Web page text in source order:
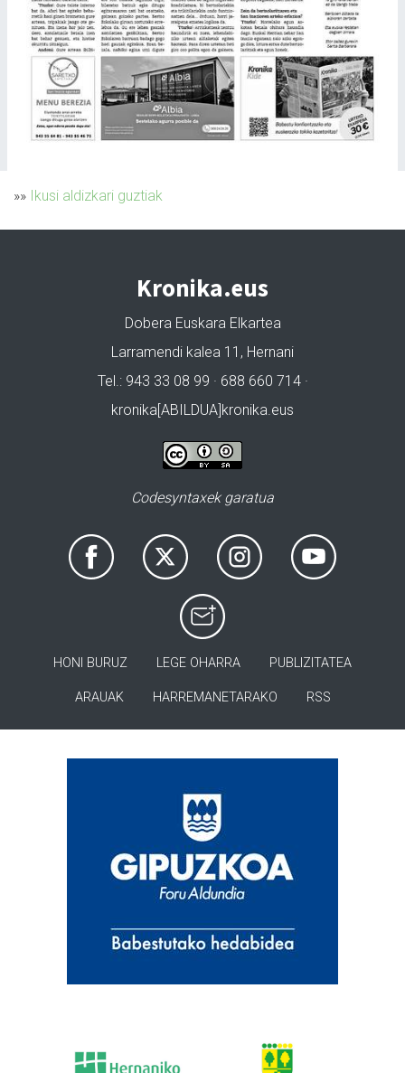
»» Ikusi aldizkari guztiak
Kronika.eus
Dobera Euskara Elkartea
Larramendi kalea 11, Hernani
Tel.: 943 33 08 99 · 688 660 714 ·
kronika[ABILDUA]kronika.eus
Codesyntaxek garatua
HONI BURUZ LEGE OHARRA PUBLIZITATEA
ARAUAK HARREMANETARAKO RSS